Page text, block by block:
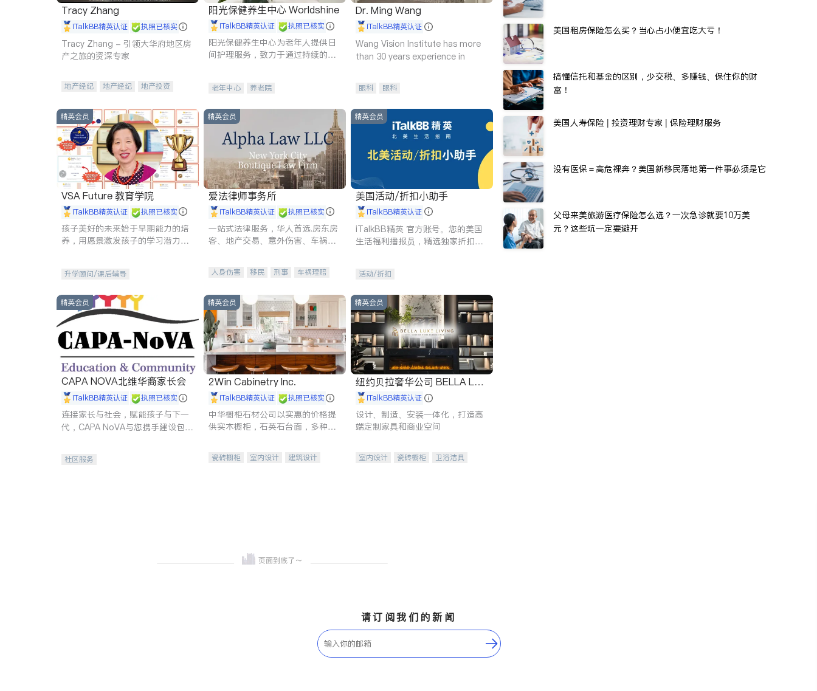
Tracy Zhang
iTalkBB精英认证 执照已核实
Tracy Zhang - 引领大华府地区房
产之旅的资深专家
地产经纪 地产经纪
地产投资
阳光保健养生中心 Worldshine
iTalkBB精英认证 执照已核实
阳光保健养生中心为老年人提供日
间护理服务，致力于通过持续的护
老年中心 养老院
Dr. Ming Wang
iTalkBB精英认证
Wang Vision Institute has more
than 30 years experience in
眼科 眼科
精英会员
VSA Future 教育学院
iTalkBB精英认证 执照已核实
孩子美好的未来始于早期能力的培
养，用愿景激发孩子的学习潜力和
升学顾问/课后辅导
精英会员
爱法律师事务所
iTalkBB精英认证 执照已核实
一站式法律服务，华人首选.房东房
客、地产交易、意外伤害、车祸重
人身伤害 移民 刑事
车祸理赔
商标注册
索赔 律师-其它 保释
精英会员
美国活动/折扣小助手
iTalkBB精英认证
iTalkBB精英 官方账号。您的美国
生活福利播报员，精选独家折扣、
活动/折扣
精英会员
CAPA NOVA北维华裔家长会
iTalkBB精英认证 执照已核实
连接家长与社会，赋能孩子与下一
代，CAPA NoVA与您携手建设包
社区服务
精英会员
2Win Cabinetry Inc.
iTalkBB精英认证 执照已核实
中华橱柜石材公司以实惠的价格提
供实木橱柜，石英石台面，多种优
机。品质厨房，家的选择。
瓷砖橱柜 室内设计
建筑设计
精英会员
纽约贝拉奢华公司 BELLA LUX
E iTalkBB精英认证
设计、制造、安装一体化，打造高
端定制家具和商业空间
室内设计 瓷砖橱柜
卫浴洁具
美国租房保险怎么买？当心占小便宜吃大亏！
搞懂信托和基金的区别，少交税、多赚钱、保住你的财
富！
美国人寿保险 | 投资理财专家 | 保险理财服务
没有医保＝高危裸奔？美国新移民落地第一件事必须是它
父母来美旅游医疗保险怎么选？一次急诊就要10万美
元？这些坑一定要避开
请订阅我们的新闻